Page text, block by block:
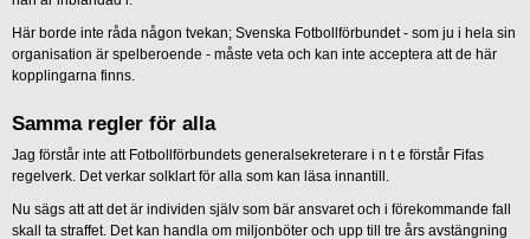
Här borde inte råda någon tvekan; Svenska Fotbollförbundet - som ju i hela sin
organisation är spelberoende - måste veta och kan inte acceptera att de här
kopplingarna finns.
Samma regler för alla
Jag förstår inte att Fotbollförbundets generalsekreterare i n t e förstår Fifas
regelverk. Det verkar solklart för alla som kan läsa innantill.
Nu sägs att att det är individen själv som bär ansvaret och i förekommande fall
skall ta straffet. Det kan handla om miljonböter och upp till tre års avstängning